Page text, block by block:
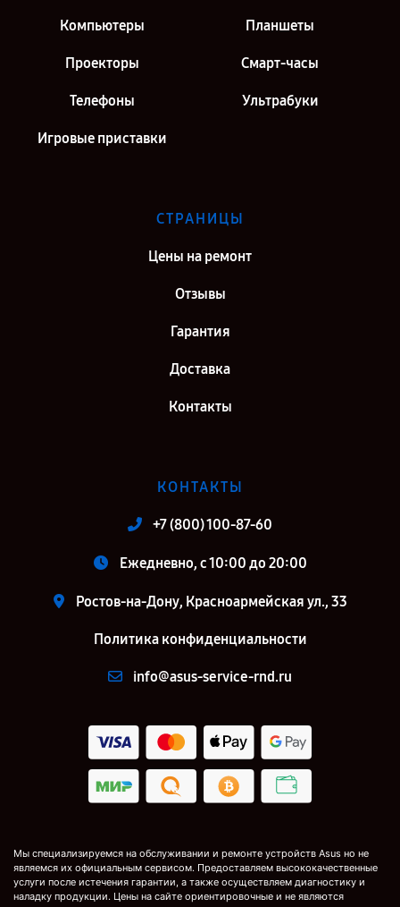
Компьютеры Планшеты
Проекторы Смарт-часы
Телефоны Ультрабуки
Игровые приставки
СТРАНИЦЫ
Цены на ремонт
Отзывы
Гарантия
Доставка
Контакты
КОНТАКТЫ
+7 (800) 100-87-60
Ежедневно, с 10:00 до 20:00
Ростов-на-Дону, Красноармейская ул., 33
Политика конфиденциальности
info@asus-service-rnd.ru
Мы специализируемся на обслуживании и ремонте устройств Asus но не
являемся их официальным сервисом. Предоставляем высококачественные
услуги после истечения гарантии, а также осуществляем диагностику и
наладку продукции. Цены на сайте ориентировочные и не являются